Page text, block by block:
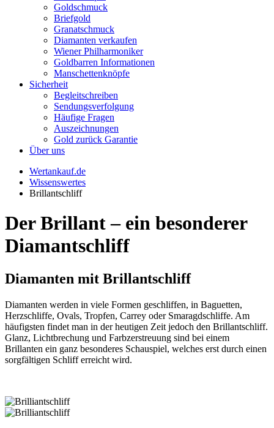
Goldschmuck
Briefgold
Granatschmuck
Diamanten verkaufen
Wiener Philharmoniker
Goldbarren Informationen
Manschettenknöpfe
Sicherheit
Begleitschreiben
Sendungsverfolgung
Häufige Fragen
Auszeichnungen
Gold zurück Garantie
Über uns
Wertankauf.de
Wissenswertes
Brillantschliff
Der Brillant – ein besonderer
Diamantschliff
Diamanten mit Brillantschliff
Diamanten werden in viele Formen geschliffen, in Baguetten,
Herzschliffe, Ovals, Tropfen, Carrey oder Smaragdschliffe. Am
häufigsten findet man in der heutigen Zeit jedoch den Brillantschliff.
Glanz, Lichtbrechung und Farbzerstreuung sind bei einem
Brillanten ein ganz besonderes Schauspiel, welches erst durch einen
sorgfältigen Schliff erreicht wird.